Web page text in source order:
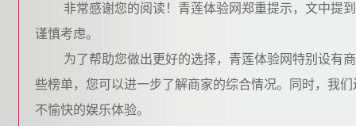
非常感谢您的阅读！青莲体验网郑重提示，文中提
谨慎考虑。
为了帮助您做出更好的选择，青莲体验网特别设有
些榜单，您可以进一步了解商家的综合情况。同时，我
不愉快的娱乐体验。